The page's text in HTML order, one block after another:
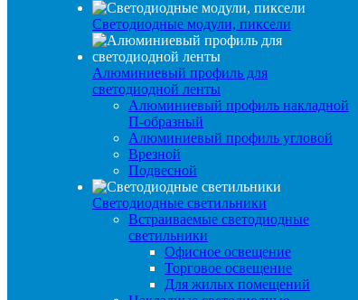
Светодиодные модули, пиксели
Алюминиевый профиль для
светодиодной ленты
Алюминиевый профиль накладной
П-образный
Алюминиевый профиль угловой
Врезной
Подвесной
Светодиодные светильники
Встраиваемые светодиодные
светильники
Офисное освещение
Торговое освещение
Для жилых помещений